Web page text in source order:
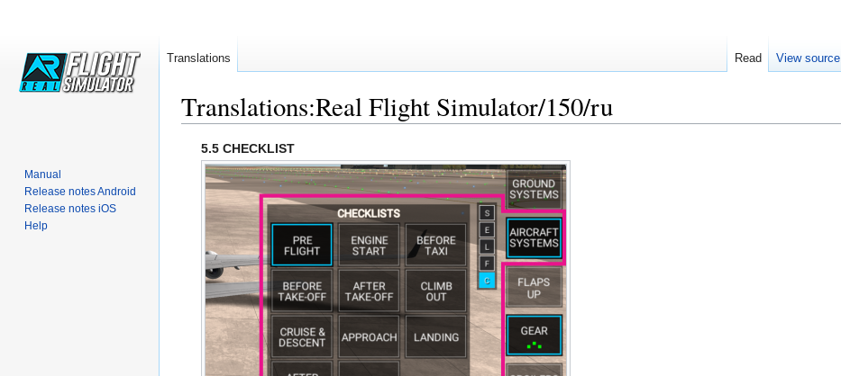
Translations:Real Flight Simulator/150/ru
Jump
navigation
Jump
search
5.5 CHECKLIST
Translations Read View source
Manual
Release notes Android
Release notes iOS
Help